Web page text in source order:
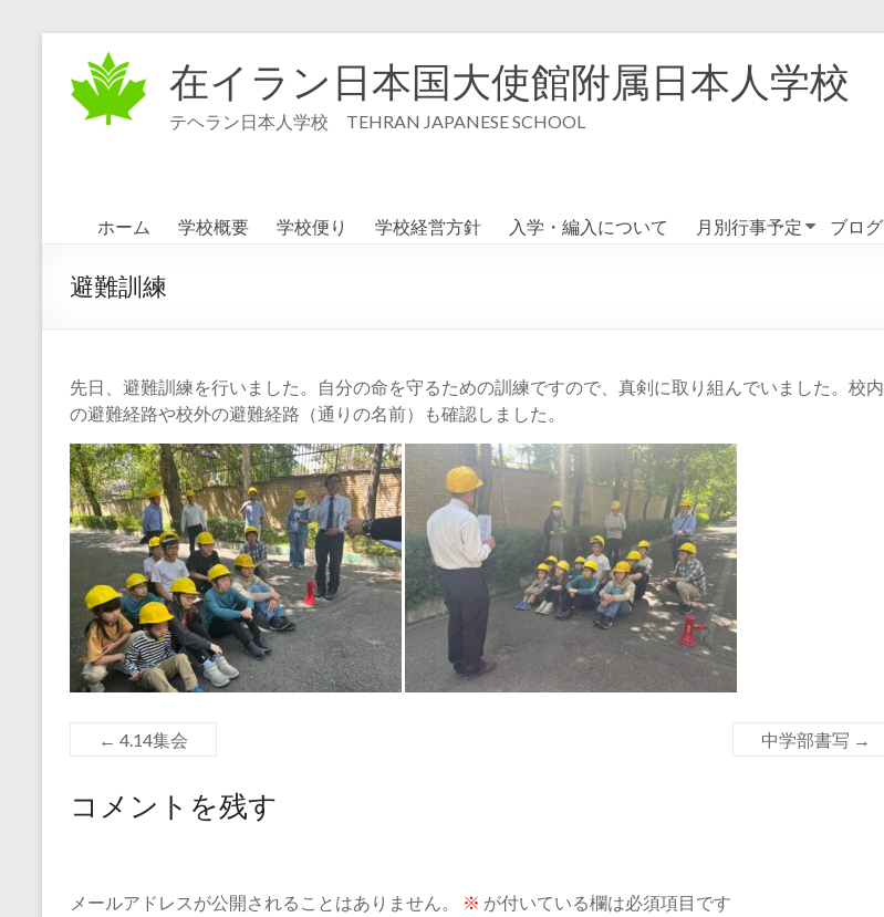
在イラン日本国大使館附属日本人学校
テヘラン日本人学校 TEHRAN JAPANESE SCHOOL
ホーム 学校概要 学校便り 学校経営方針 入学・編入について 月別行事予定 ブログ
避難訓練
先日、避難訓練を行いました。自分の命を守るための訓練ですので、真剣に取り組んでいました。校内
の避難経路や校外の避難経路（通りの名前）も確認しました。
← 4.14集会 中学部書写 →
コメントを残す
メールアドレスが公開されることはありません。 ※ が付いている欄は必須項目です